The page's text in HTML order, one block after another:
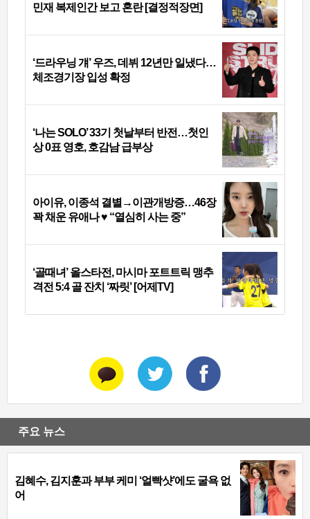
민재 복제인간 보고 혼란 [결정적장면]
‘드라우닝 걔’ 우즈, 데뷔 12년만 일냈다…
체조경기장 입성 확정
‘나는 SOLO’ 33기 첫날부터 반전…첫인
상 0표 영호, 호감남 급부상
아이유, 이종석 결별→이관개방증…46장
꽉 채운 유애나 ♥ “열심히 사는 중”
‘골때녀’ 올스타전, 마시마 포트트릭 맹추
격전 5:4 골 잔치 ‘짜릿’ [어제TV]
주요 뉴스
김혜수, 김지훈과 부부 케미 ‘얼빡샷’에도 굴욕 없
어